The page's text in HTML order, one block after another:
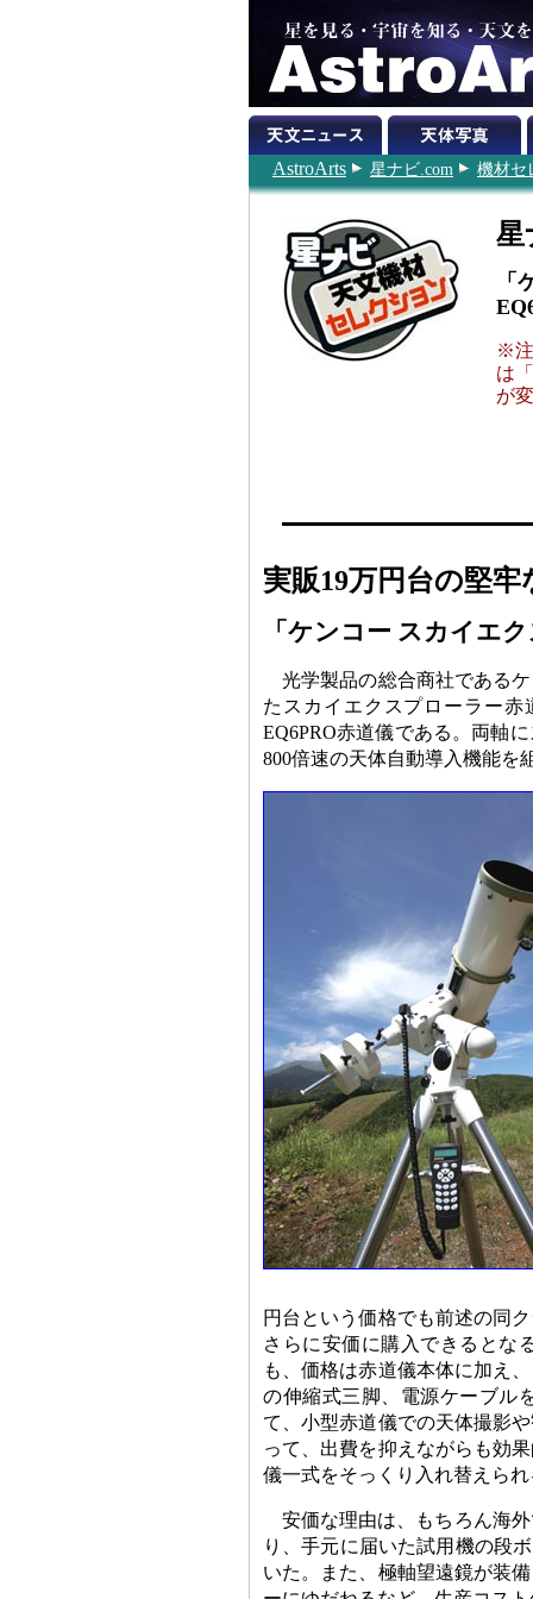
AstroArts 星ナビ.com 機材セ
星
「
※注
は
が
実販19万円台の堅牢
「ケンコー スカイエ
光学製品の総合商社である
たスカイエクスプローラー
EQ6PRO赤道儀である。両軸
800倍速の天体自動導入機能を
円台という価格でも前述の同
さらに安価に購入できるとな
も、価格は赤道儀本体に加え
の伸縮式三脚、電源ケーブル
て、小型赤道儀での天体撮影
って、出費を抑えながらも効
儀一式をそっくり入れ替えら
安価な理由は、もちろん海
り、手元に届いた試用機の段
いた。また、極軸望遠鏡が装